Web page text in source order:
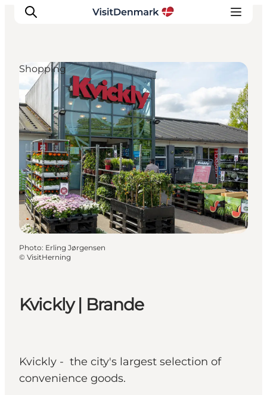
Inspirations
Destinations
Quoi faire
Hébergements
Planifiez votre voyage
Kvickly | Brande
Kvickly - the city's largest selection of
convenience goods.
Shopping
Photo: Erling Jørgensen
© VisitHerning